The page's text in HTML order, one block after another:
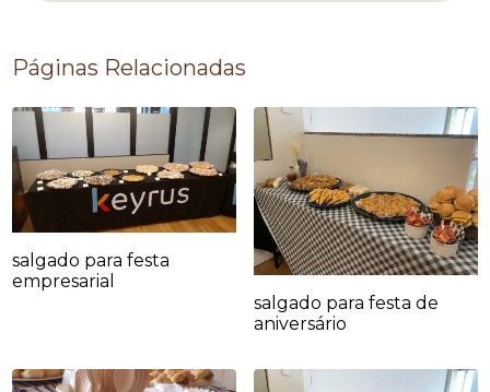
Páginas Relacionadas
salgado para festa
empresarial
salgado para festa de
aniversário